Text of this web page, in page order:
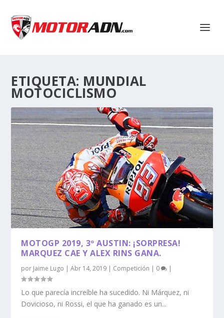
ETIQUETA: MUNDIAL
MOTOCICLISMO
MOTOGP 2019, 3º AUSTIN: ¡SORPRESA!
MARQUEZ CAE Y ALEX RINS GANA.
por Jaime Lugo |Abr 14, 2019 | Competición | 0 |
Lo que parecía increíble ha sucedido. Ni Márquez, ni
Dovicioso, ni Rossi, el que ha ganado es un...